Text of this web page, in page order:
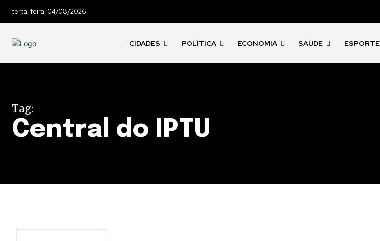
terça-feira, 04/08/2026
CIDADES POLÍTICA ECONOMIA SAÚDE ESPORTE
Tag:
Central do IPTU